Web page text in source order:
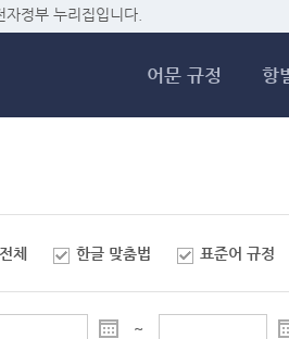
정부 누리집입니다.
어문 규정 항
전체 한글 맞춤법 표준어 규정
~